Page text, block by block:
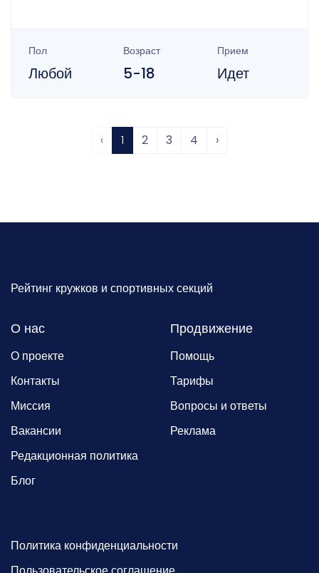
Пол
Любой
Возраст
5-18
Прием
Идет
‹ 1 2 3 4 ›
Рейтинг кружков и спортивных секций
О нас
О проекте
Контакты
Миссия
Вакансии
Редакционная политика
Блог
Продвижение
Помощь
Тарифы
Вопросы и ответы
Реклама
Политика конфиденциальности